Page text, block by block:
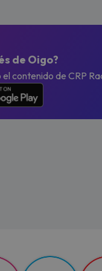
de Oigo?
contenido de CRP